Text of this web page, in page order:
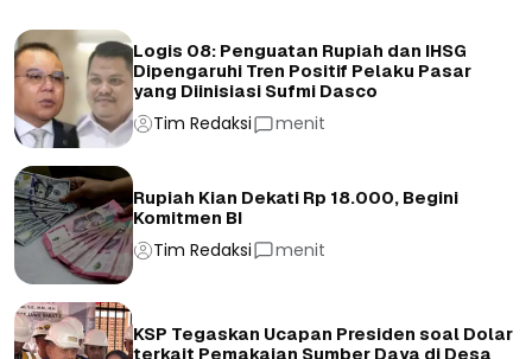
Logis 08: Penguatan Rupiah dan IHSG
Dipengaruhi Tren Positif Pelaku Pasar
yang Diinisiasi Sufmi Dasco
Tim Redaksi menit
Rupiah Kian Dekati Rp 18.000, Begini
Komitmen BI
Tim Redaksi menit
KSP Tegaskan Ucapan Presiden soal Dolar
terkait Pemakaian Sumber Daya di Desa